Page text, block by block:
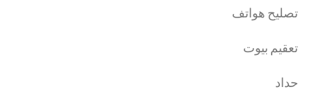
تصليح هواتف
تعقيم بيوت
حداد